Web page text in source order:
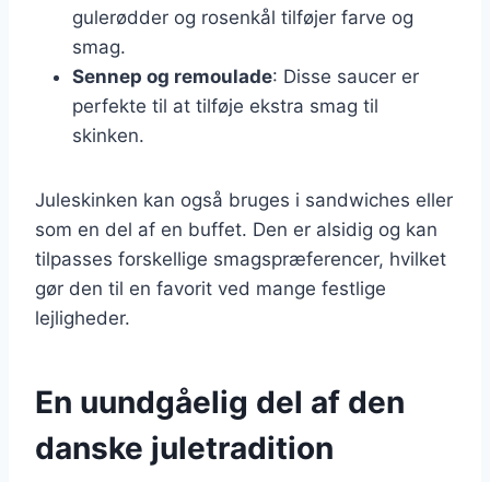
gulerødder og rosenkål tilføjer farve og
smag.
Sennep og remoulade: Disse saucer er
perfekte til at tilføje ekstra smag til
skinken.
Juleskinken kan også bruges i sandwiches eller
som en del af en buffet. Den er alsidig og kan
tilpasses forskellige smagspræferencer, hvilket
gør den til en favorit ved mange festlige
lejligheder.
En uundgåelig del af den
danske juletradition